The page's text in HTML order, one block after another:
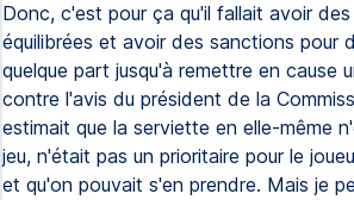
Donc, c'est pour ça qu'il fallait avoir
équilibrées et avoir des sanctions pour
quelque part jusqu'à remettre en cause
contre l'avis du président de la
estimait que la serviette en elle-même
jeu, n'était pas un prioritaire pour le
et qu'on pouvait s'en prendre. Mais je